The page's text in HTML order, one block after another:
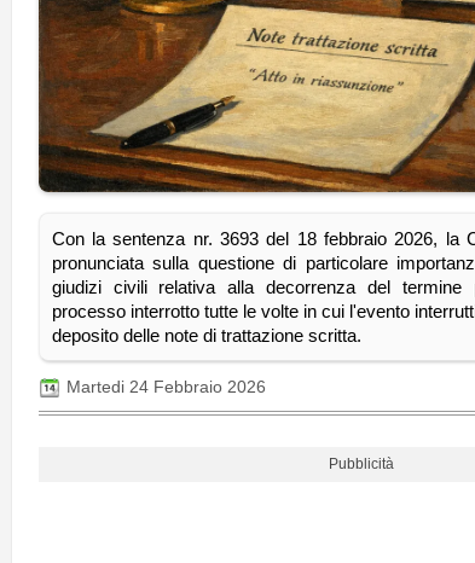
Con la sentenza nr. 3693 del 18 febbraio 2026, la
pronunciata sulla questione di particolare
giudizi civili relativa alla decorrenza del termine
processo interrotto tutte le volte in cui l'evento
deposito delle note di trattazione scritta.
Martedi 24 Febbraio 2026
Pubblicità